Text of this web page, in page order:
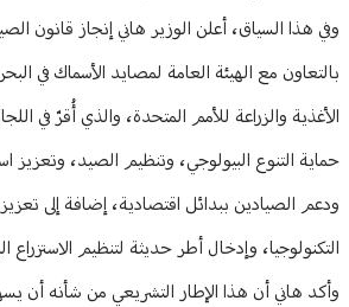
وفي هذا السياق، أعلن الوزير هاني إنجاز قانون
بالتعاون مع الهيئة العامة لمصايد الأسماك في
الأغذية والزراعة للأمم المتحدة، والذي أُقرّ في
حماية التنوع البيولوجي، وتنظيم الصيد، وتعزيز
ودعم الصيادين ببدائل اقتصادية، إضافة إلى
التكنولوجيا، وإدخال أطر حديثة لتنظيم الاستزراع
وأكد هاني أن هذا الإطار التشريعي من شأنه أن